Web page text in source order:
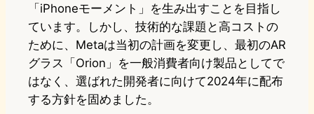
「iPhoneモーメント」を生み出すことを目指し
ています。しかし、技術的な課題と高コストの
ために、Metaは当初の計画を変更し、最初のAR
グラス「Orion」を一般消費者向け製品としてで
はなく、選ばれた開発者に向けて2024年に配布
する方針を固めました。